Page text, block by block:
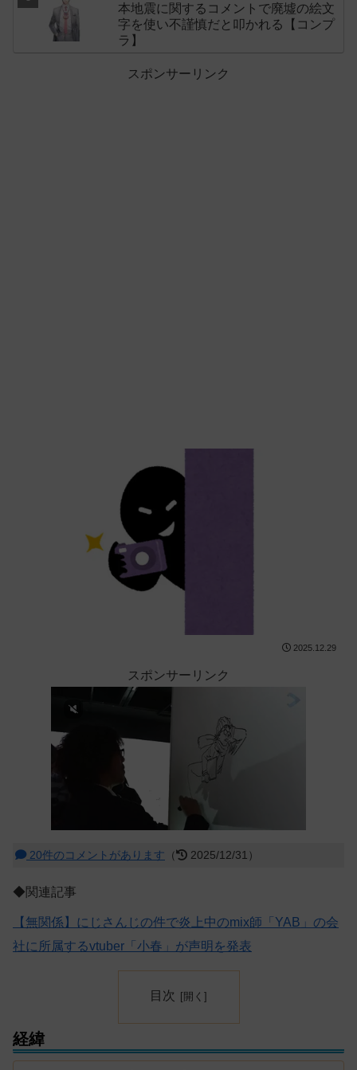
本地震に関するコメントで廃墟の絵文
字を使い不謹慎だと叩かれる【コンプ
ラ】
スポンサーリンク
2025.12.29
スポンサーリンク
20件のコメントがあります （ 2025/12/31）
◆関連記事
【無関係】にじさんじの件で炎上中のmix師「YAB」の会
社に所属するvtuber「小春」が声明を発表
目次
経緯